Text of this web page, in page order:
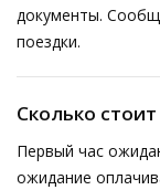
документы.
поездки.
Сколько
Первый час
ожидание